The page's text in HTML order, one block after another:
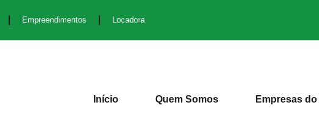
Empreendimentos Locadora
Início Quem Somos Empresas